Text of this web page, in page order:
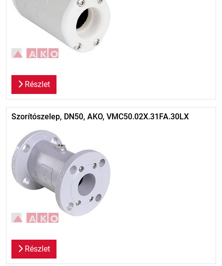
Részlet
Szorítószelep, DN50, AKO, VMC50.02X.31FA.30LX
Részlet